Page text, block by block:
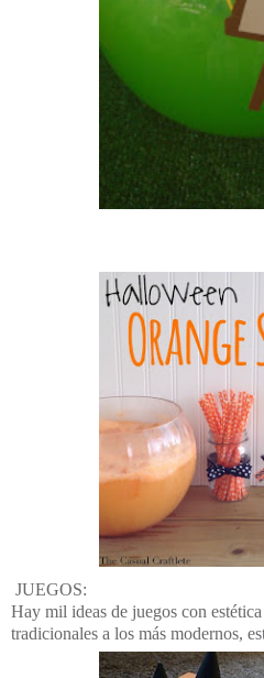
JUEGOS:
Hay mil ideas de juegos con
tradicionales a los más modernos,